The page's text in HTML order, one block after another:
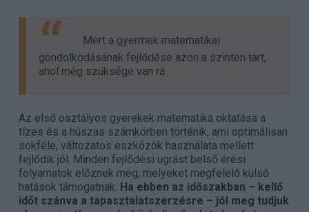
Mert a gyermek matematikai
gondolkodásának fejlődése azon a szinten tart,
ahol még szüksége van rá.
Az első osztályos gyerekek matematika oktatása a
tízes és a húszas számkörben történik, ami optimálisan
sokféle, változatos eszközök használata mellett
fejlődik jól. Minden fejlődési ugrást belső érési
folyamatok előznek meg, melyeket megfelelő külső
hatások támogatnak. Ha ebben az időszakban – kellő
időt szánva a tapasztalatszerzésre – jól meg tudjuk